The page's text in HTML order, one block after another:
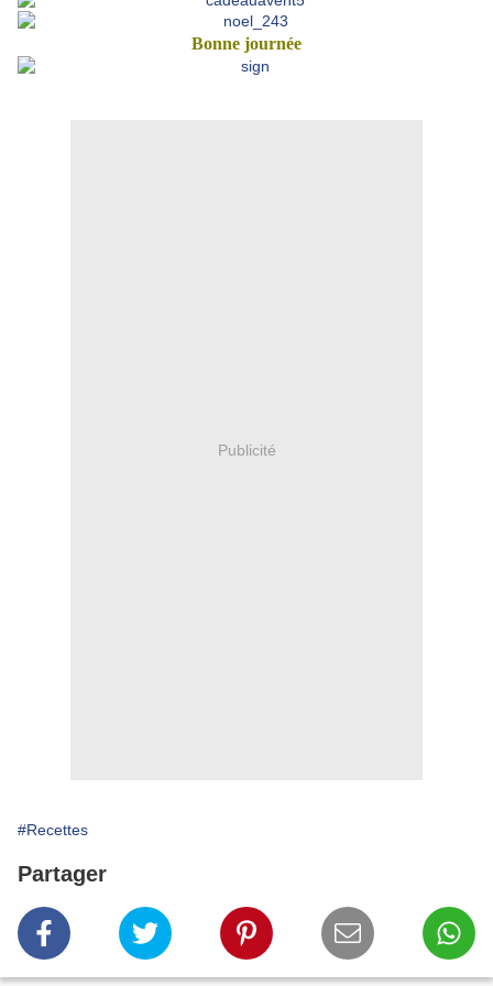
Bonne journée
Publicité
#Recettes
Partager